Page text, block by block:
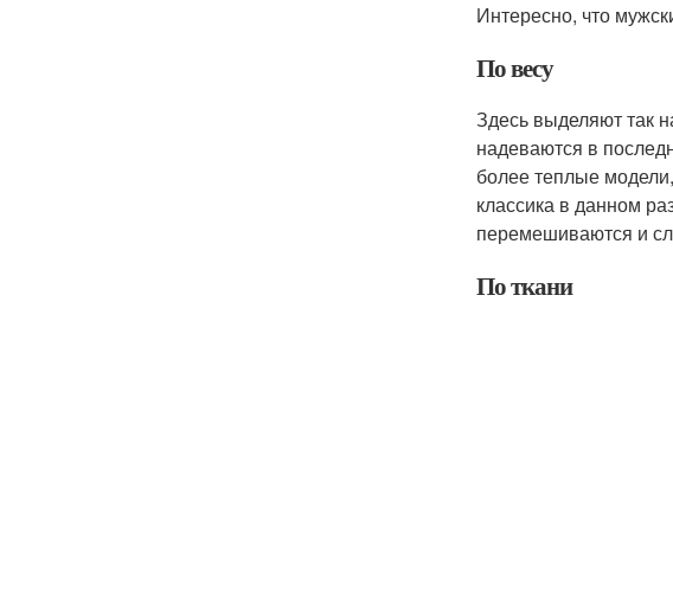
Интересно, что
По весу
Здесь выделяют так
надеваются в
более теплые
классика в данном
перемешиваются и
По ткани